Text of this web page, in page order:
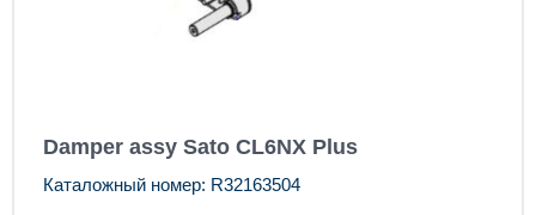
Damper assy Sato CL6NX Plus
Каталожный номер: R32163504